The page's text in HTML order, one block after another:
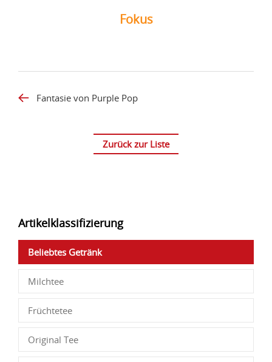
Fokus
Fantasie von Purple Pop
Zurück zur Liste
Artikelklassifizierung
Beliebtes Getränk
Milchtee
Früchtetee
Original Tee